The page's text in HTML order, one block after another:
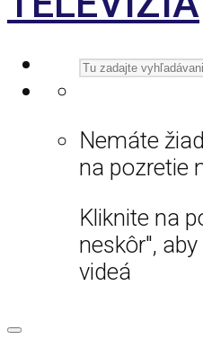
Nemáte
na pozretie
Kliknite na
neskôr",
videá